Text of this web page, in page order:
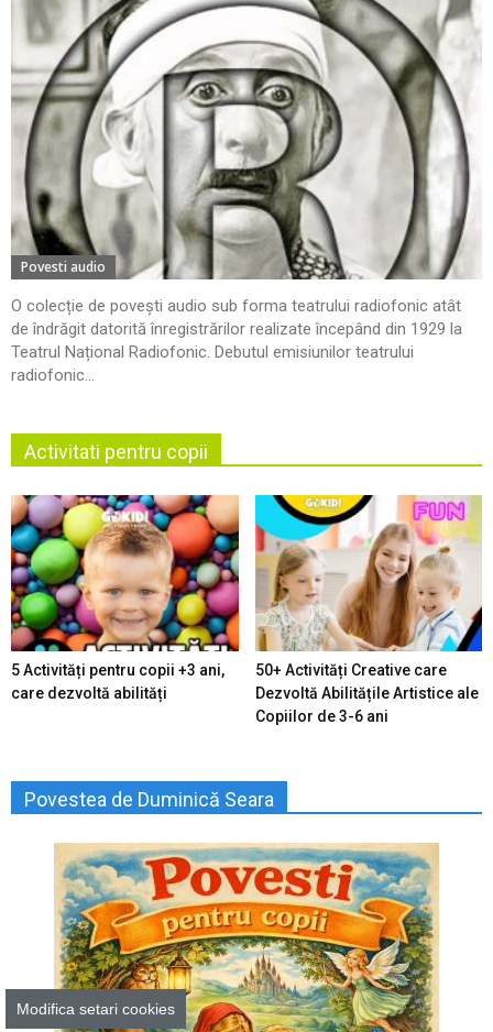
Povesti audio
O colecție de povești audio sub forma teatrului radiofonic atât
de îndrăgit datorită înregistrărilor realizate începând din 1929 la
Teatrul Național Radiofonic. Debutul emisiunilor teatrului
radiofonic...
Activitati pentru copii
5 Activități pentru copii +3 ani,
care dezvoltă abilități
50+ Activități Creative care
Dezvoltă Abilitățile Artistice ale
Copiilor de 3-6 ani
Povestea de Duminică Seara
Modifica setari cookies